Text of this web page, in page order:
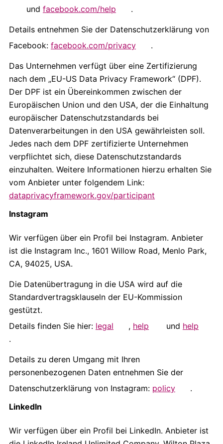
und facebook.com/help .
Details entnehmen Sie der Datenschutzerklärung von
Facebook: facebook.com/privacy .
Das Unternehmen verfügt über eine Zertifizierung
nach dem „EU-US Data Privacy Framework“ (DPF).
Der DPF ist ein Übereinkommen zwischen der
Europäischen Union und den USA, der die Einhaltung
europäischer Datenschutzstandards bei
Datenverarbeitungen in den USA gewährleisten soll.
Jedes nach dem DPF zertifizierte Unternehmen
verpflichtet sich, diese Datenschutzstandards
einzuhalten. Weitere Informationen hierzu erhalten Sie
vom Anbieter unter folgendem Link:
dataprivacyframework.gov/participant
Instagram
Wir verfügen über ein Profil bei Instagram. Anbieter
ist die Instagram Inc., 1601 Willow Road, Menlo Park,
CA, 94025, USA.
Die Datenübertragung in die USA wird auf die
Standardvertragsklauseln der EU-Kommission
gestützt.
Details finden Sie hier: legal , help und help
.
Details zu deren Umgang mit Ihren
personenbezogenen Daten entnehmen Sie der
Datenschutzerklärung von Instagram: policy
.
LinkedIn
Wir verfügen über ein Profil bei LinkedIn. Anbieter ist